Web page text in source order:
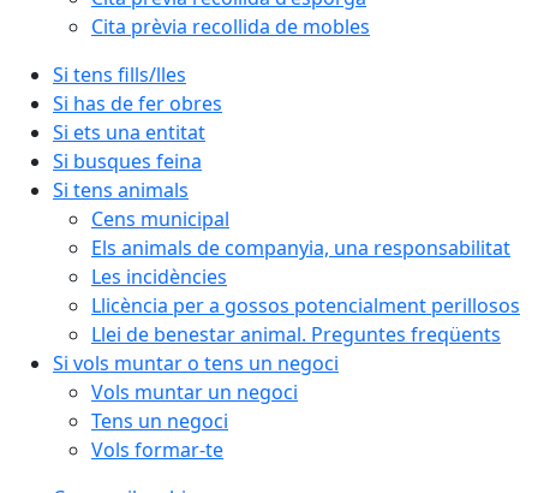
Cita prèvia recollida de mobles
Si tens fills/lles
Si has de fer obres
Si ets una entitat
Si busques feina
Si tens animals
Cens municipal
Els animals de companyia, una responsabilitat
Les incidències
Llicència per a gossos potencialment perillosos
Llei de benestar animal. Preguntes freqüents
Si vols muntar o tens un negoci
Vols muntar un negoci
Tens un negoci
Vols formar-te